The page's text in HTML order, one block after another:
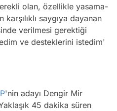
olan, özellikle yasama-
saygıya dayanan
verilmesi gerektiği
ve desteklerini istedim'
'nin adayı Dengir Mir
45 dakika süren